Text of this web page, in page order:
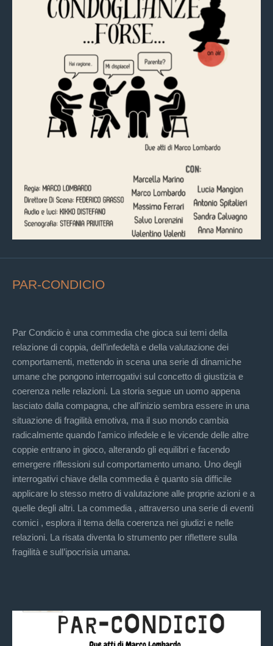
PAR-CONDICIO
Par Condicio è una commedia che gioca sui temi della
relazione di coppia, dell’infedeltà e della valutazione dei
comportamenti, mettendo in scena una serie di dinamiche
umane che pongono interrogativi sul concetto di giustizia e
coerenza nelle relazioni. La storia segue un uomo appena
lasciato dalla compagna, che all'inizio sembra essere in una
situazione di fragilità emotiva, ma il suo mondo cambia
radicalmente quando l'amico infedele e le vicende delle altre
coppie entrano in gioco, alterando gli equilibri e facendo
emergere riflessioni sul comportamento umano. Uno degli
interrogativi chiave della commedia è quanto sia difficile
applicare lo stesso metro di valutazione alle proprie azioni e a
quelle degli altri. La commedia , attraverso una serie di eventi
comici , esplora il tema della coerenza nei giudizi e nelle
relazioni. La risata diventa lo strumento per riflettere sulla
fragilità e sull’ipocrisia umana.